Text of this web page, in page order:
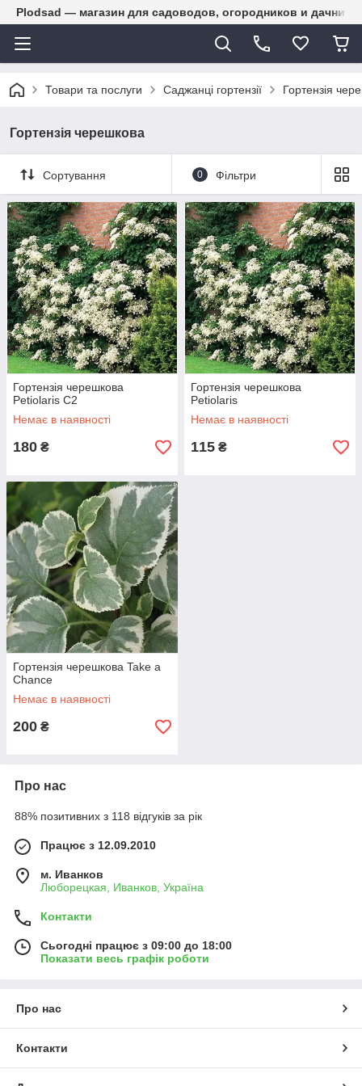
Plodsad — магазин для садоводов, огородников и
Товари та послуги Саджанці гортензії Гортензія
Гортензія черешкова
Сортування 0 Фільтри
Гортензія черешкова
Petiolaris С2
Немає в наявності
180 ₴
Гортензія черешкова
Petiolaris
Немає в наявності
115 ₴
Гортензія черешкова Take a
Chance
Немає в наявності
200 ₴
Про нас
88% позитивних з 118 відгуків за рік
Працює з 12.09.2010
м. Иванков
Люборецкая, Иванков, Україна
Контакти
Сьогодні працює з 09:00 до 18:00
Показати весь графік роботи
Про нас
Контакти